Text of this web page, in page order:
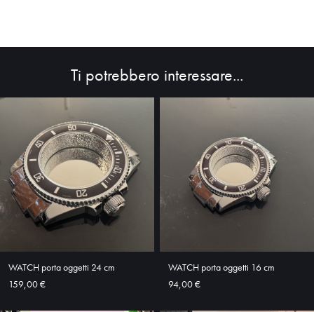
HOME
SHOP
Ti potrebbero interessare...
WATCH porta oggetti 24 cm
159,00 €
WATCH porta oggetti 16 cm
94,00 €